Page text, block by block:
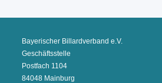
Bayerischer Billardverband e.V.
Geschäftsstelle
Postfach 1104
84048 Mainburg